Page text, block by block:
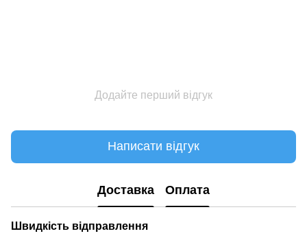
Додайте перший відгук
Написати відгук
Доставка Оплата
Швидкість відправлення